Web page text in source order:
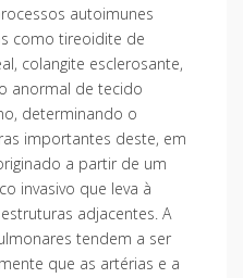
autoimunes
como tireoidite de
colangite esclerosante,
anormal de tecido
determinando o
importantes deste, em
a partir de um
invasivo que leva à
adjacentes. A
tendem a ser
que as artérias e a